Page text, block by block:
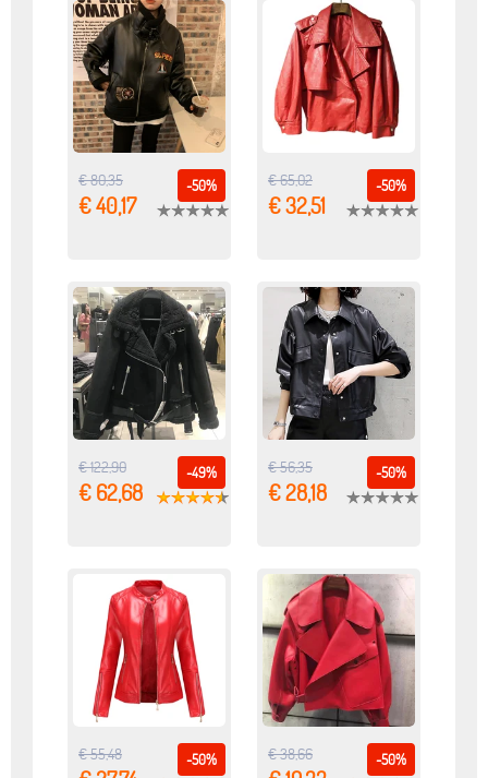
-50%
€ 80,35
€ 40,17
-50%
€ 65,02
€ 32,51
-49%
€ 122,90
€ 62,68
-50%
€ 56,35
€ 28,18
-50%
€ 55,48 -50%
€ 38,66